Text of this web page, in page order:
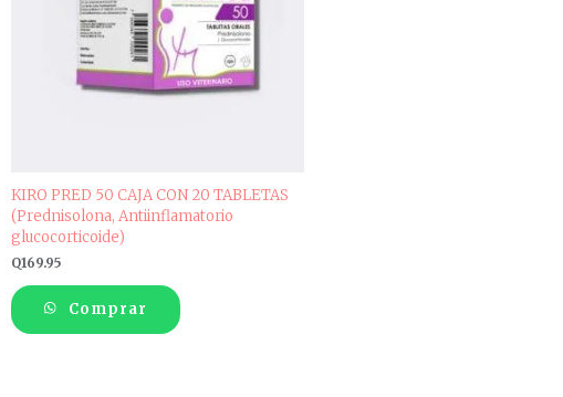
KIRO PRED 50 CAJA CON 20 TABLETAS
(Prednisolona, Antiinflamatorio
glucocorticoide)
Q169.95
Comprar